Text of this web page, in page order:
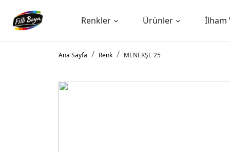
Renkler Ürünler İlham
Ana Sayfa Renk MENEKŞE 25